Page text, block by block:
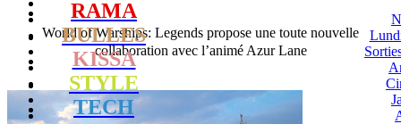
RAMA
BULLES
KISSA
STYLE
TECH
World of Warships: Legends propose une toute nouvelle
collaboration avec l’animé Azur Lane